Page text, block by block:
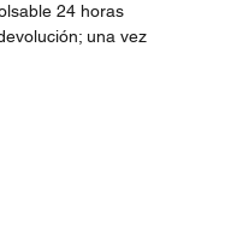
24 horas
una vez